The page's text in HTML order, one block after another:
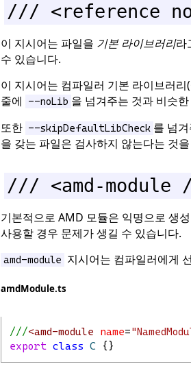
/// <reference
이 지시어는 파일을 기본 라이브러리라
수 있습니다.
이 지시어는 컴파일러 기본 라이브러리
줄에
--noLib 을 넘겨주는 것과 비슷
또한 --skipDefaultLibCheck 를 넘
을 갖는 파일은 검사하지 않는다는 것
/// <amd-module
기본적으로 AMD 모듈은 익명으로 생
사용할 경우 문제가 생길 수 있습니다.
amd-module 지시어는 컴파일러에게
amdModule.ts
///<amd-module name=
export class C {}